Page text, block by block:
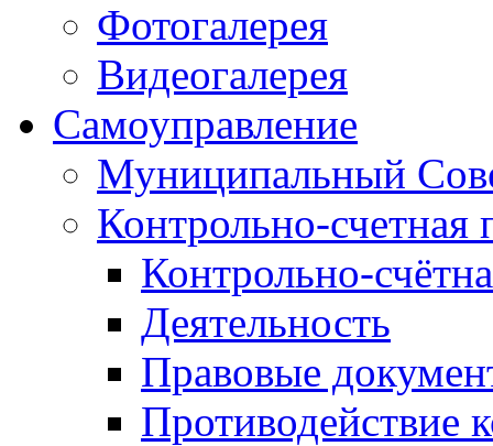
Фотогалерея
Видеогалерея
Самоуправление
Муниципальный
Контрольно-счетная
Контрольно-
Деятельность
Правовые
Противодействие